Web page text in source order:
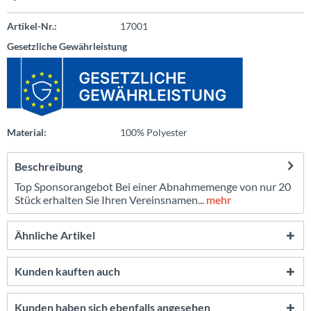
Artikel-Nr.:
17001
Gesetzliche Gewährleistung
Material: 100% Polyester
Beschreibung
Top Sponsorangebot Bei einer Abnahmemenge von nur 20
Stück erhalten Sie Ihren Vereinsnamen... mehr
Ähnliche Artikel
Kunden kauften auch
Kunden haben sich ebenfalls angesehen